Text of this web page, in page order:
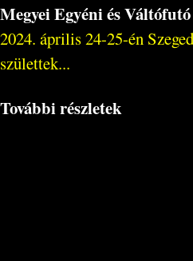
Megyei Egyéni és
2024. április 24-25-én
születtek...
További részletek